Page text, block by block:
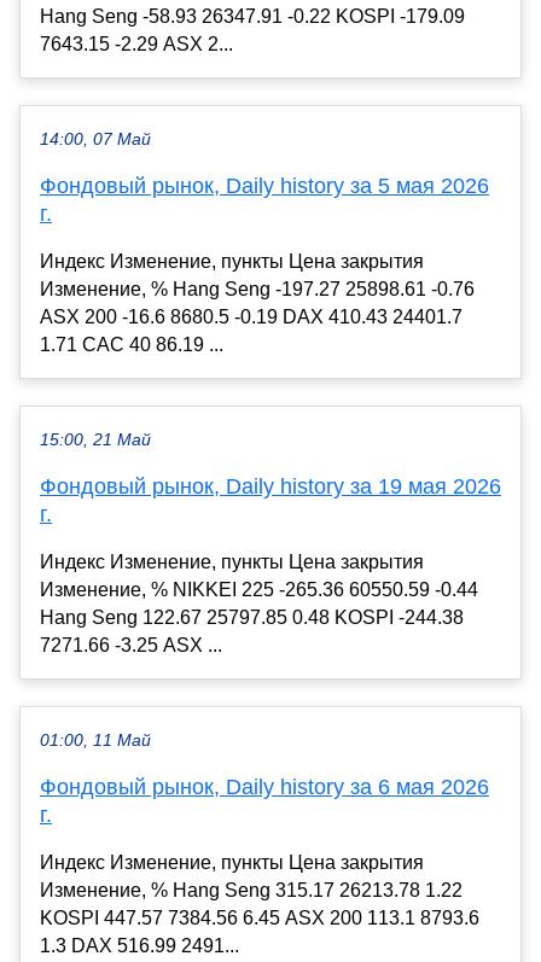
Hang Seng -58.93 26347.91 -0.22 KOSPI -179.09
7643.15 -2.29 ASX 2...
14:00, 07 Май
Фондовый рынок, Daily history за 5 мая 2026
г.
Индекс Изменение, пункты Цена закрытия
Изменение, % Hang Seng -197.27 25898.61 -0.76
ASX 200 -16.6 8680.5 -0.19 DAX 410.43 24401.7
1.71 CAC 40 86.19 ...
15:00, 21 Май
Фондовый рынок, Daily history за 19 мая 2026
г.
Индекс Изменение, пункты Цена закрытия
Изменение, % NIKKEI 225 -265.36 60550.59 -0.44
Hang Seng 122.67 25797.85 0.48 KOSPI -244.38
7271.66 -3.25 ASX ...
01:00, 11 Май
Фондовый рынок, Daily history за 6 мая 2026
г.
Индекс Изменение, пункты Цена закрытия
Изменение, % Hang Seng 315.17 26213.78 1.22
KOSPI 447.57 7384.56 6.45 ASX 200 113.1 8793.6
1.3 DAX 516.99 2491...